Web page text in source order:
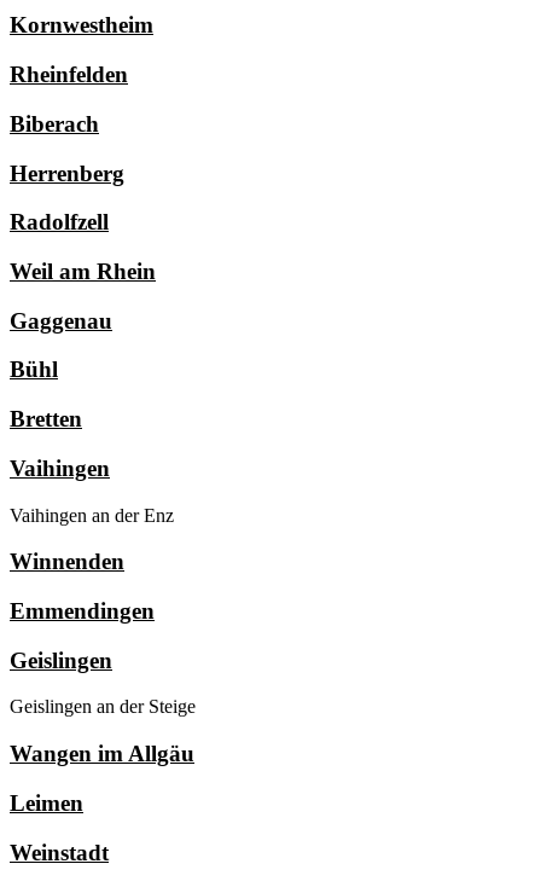
Kornwestheim
Rheinfelden
Biberach
Herrenberg
Radolfzell
Weil am Rhein
Gaggenau
Bühl
Bretten
Vaihingen
Vaihingen an der Enz
Winnenden
Emmendingen
Geislingen
Geislingen an der Steige
Wangen im Allgäu
Leimen
Weinstadt